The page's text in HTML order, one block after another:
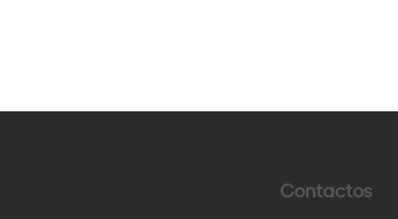
Contactos